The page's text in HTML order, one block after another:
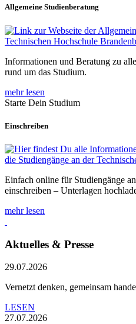
Allgemeine Studienberatung
Informationen und Beratung zu
rund um das Studium.
mehr lesen
Starte Dein Studium
Einschreiben
Einfach online für Studiengänge
einschreiben – Unterlagen
mehr lesen
Aktuelles & Presse
29.07.2026
Vernetzt denken, gemeinsam
LESEN
27.07.2026